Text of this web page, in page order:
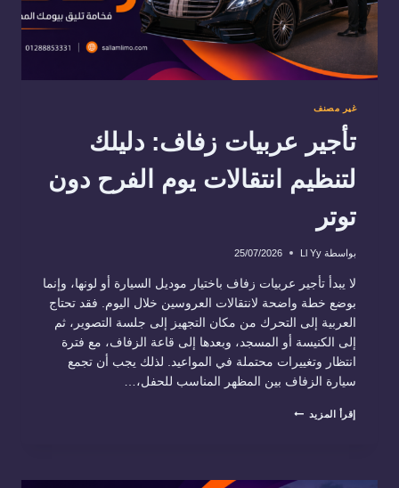
غير مصنف
تأجير عربيات زفاف: دليلك
لتنظيم انتقالات يوم الفرح دون
توتر
بواسطة Ll Yy
25/07/2026
لا يبدأ تأجير عربيات زفاف باختيار موديل السيارة أو لونها، وإنما
بوضع خطة واضحة لانتقالات العروسين خلال اليوم. فقد تحتاج
العربية إلى التحرك من مكان التجهيز إلى جلسة التصوير، ثم
إلى الكنيسة أو المسجد، وبعدها إلى قاعة الزفاف، مع فترة
انتظار وتغييرات محتملة في المواعيد. لذلك يجب أن تجمع
سيارة الزفاف بين المظهر المناسب للحفل،…
إقرأ المزيد تأجير
انتقالات